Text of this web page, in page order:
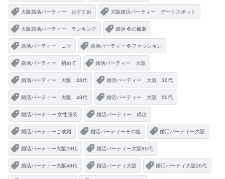
大阪婚活パーティー おすすめ 大阪婚活パーティー デートスポット
大阪婚活パーティー ランキング 婚活 冬の服装
婚活パーティー コツ 婚活パーティー 冬ファッション
婚活パーティー 初めて 婚活パーティー 大阪
婚活パーティー 大阪 20代 婚活パーティー 大阪 30代
婚活パーティー 大阪 40代 婚活パーティー 大阪 50代
婚活パーティー 女性服装 婚活パーティー 成功
婚活パーティーご成婚 婚活パーティーその後 婚活パーティー大阪
婚活パーティー大阪20代 婚活パーティー大阪30代
婚活パーティー大阪40代 婚活パーティ大阪 婚活パーティ大阪20代